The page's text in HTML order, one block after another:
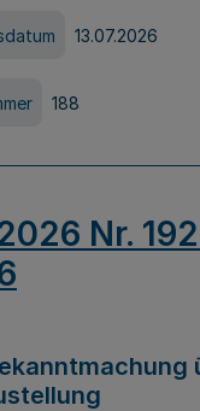
13.07.2026
188
Nr.